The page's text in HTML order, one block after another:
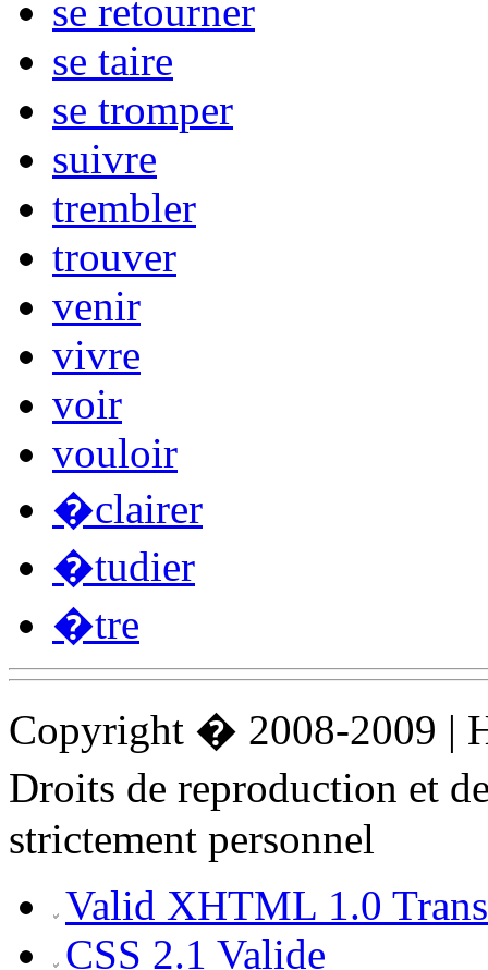
se retourner
se taire
se tromper
suivre
trembler
trouver
venir
vivre
voir
vouloir
�clairer
�tudier
�tre
Copyright � 2008-2009 |
Droits de reproduction et
strictement personnel
Valid XHTML 1.0
CSS 2.1 Valide